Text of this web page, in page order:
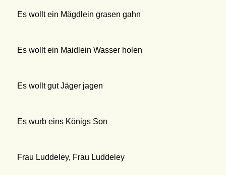
Es wollt ein Mägdlein grasen gahn
Es wollt ein Maidlein Wasser holen
Es wollt gut Jäger jagen
Es wurb eins Königs Son
Frau Luddeley, Frau Luddeley